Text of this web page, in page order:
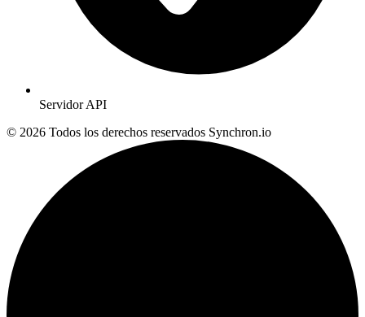
Servidor API
© 2026 Todos los derechos reservados Synchron.io